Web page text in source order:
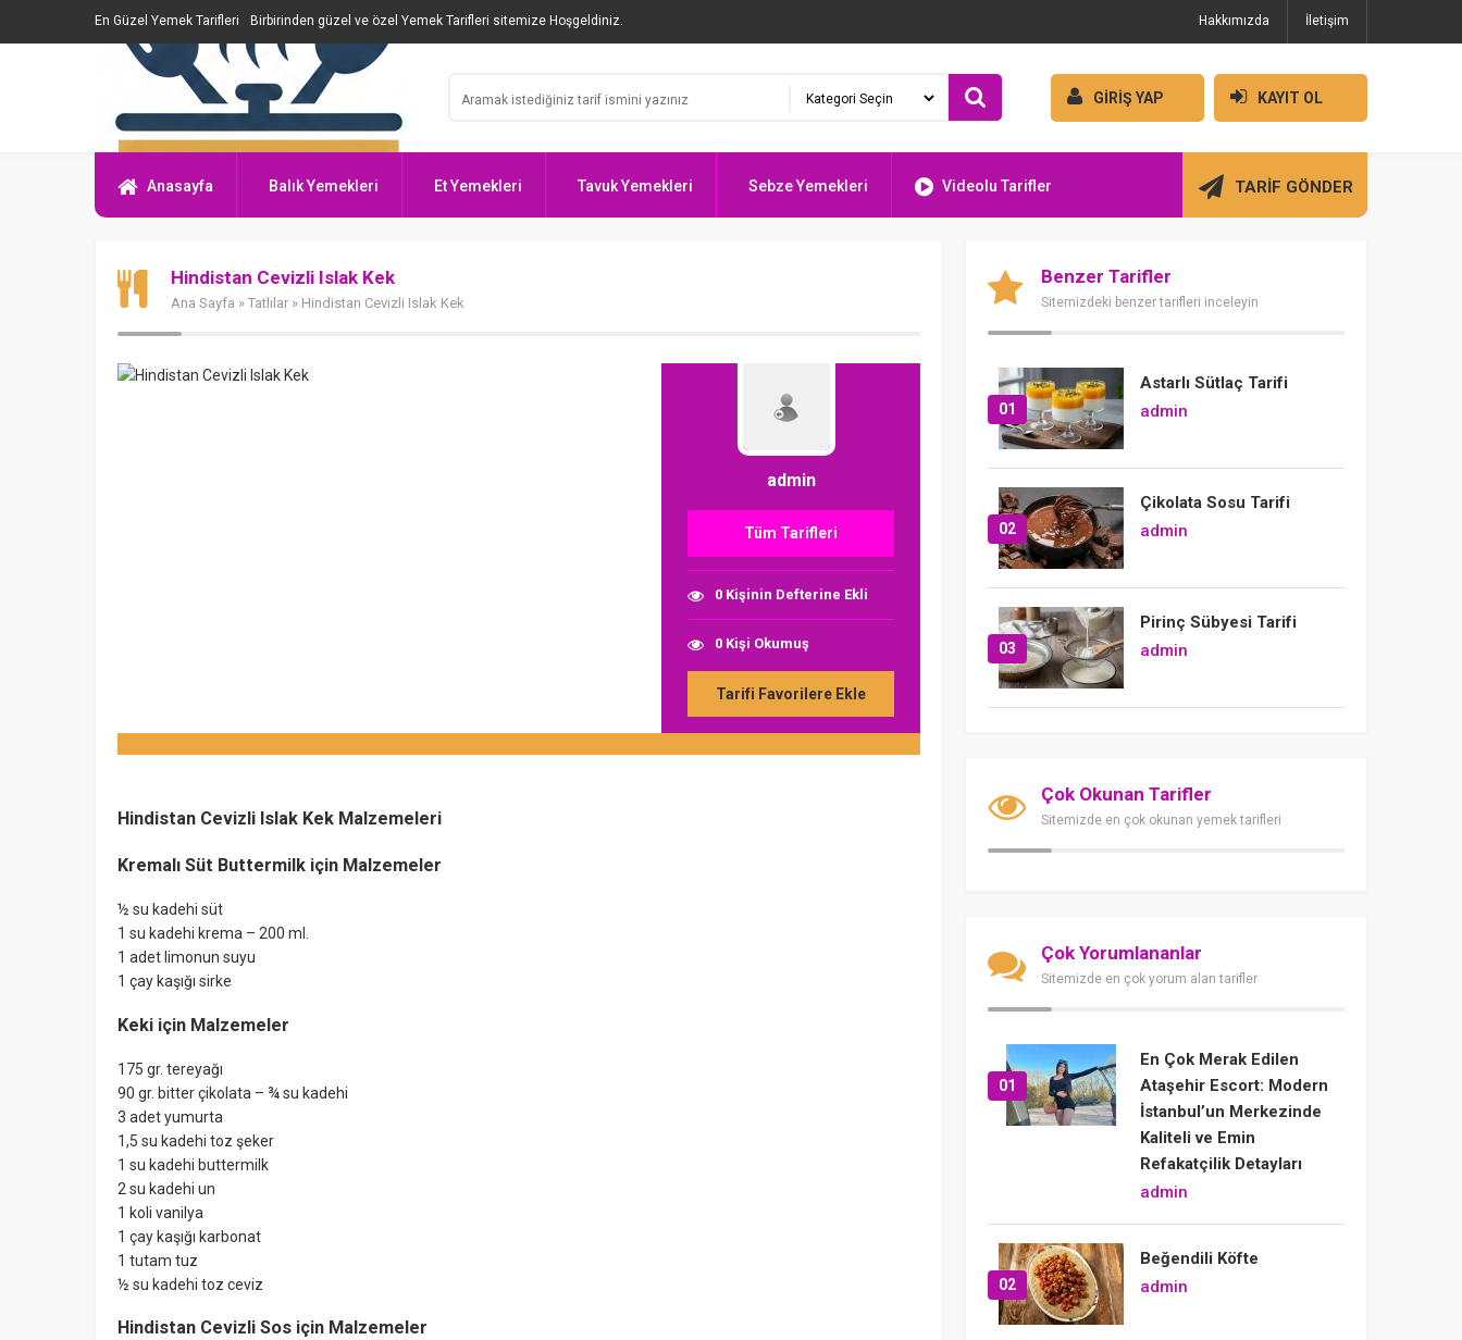
En Güzel Yemek Tarifleri Birbirinden güzel ve özel Yemek Tarifleri sitemize Hoşgeldiniz. Hakkımızda İletişim
GİRİŞ YAP KAYIT OL
Anasayfa Balık Yemekleri Et Yemekleri Tavuk Yemekleri Sebze Yemekleri Videolu Tarifler TARİF GÖNDER
Hindistan Cevizli Islak Kek
Ana Sayfa » Tatlılar » Hindistan Cevizli Islak Kek
admin
Tüm Tarifleri
0 Kişinin Defterine Ekli
0 Kişi Okumuş
Tarifi Favorilere Ekle
Hindistan Cevizli Islak Kek Malzemeleri
Kremalı Süt Buttermilk için Malzemeler
½ su kadehi süt
1 su kadehi krema – 200 ml.
1 adet limonun suyu
1 çay kaşığı sirke
Keki için Malzemeler
175 gr. tereyağı
90 gr. bitter çikolata – ¾ su kadehi
3 adet yumurta
1,5 su kadehi toz şeker
1 su kadehi buttermilk
2 su kadehi un
1 koli vanilya
1 çay kaşığı karbonat
1 tutam tuz
½ su kadehi toz ceviz
Hindistan Cevizli Sos için Malzemeler
Benzer Tarifler
Sitemizdeki benzer tarifleri inceleyin
01
Astarlı Sütlaç Tarifi
admin
02
Çikolata Sosu Tarifi
admin
03
Pirinç Sübyesi Tarifi
admin
Çok Okunan Tarifler
Sitemizde en çok okunan yemek tarifleri
Çok Yorumlananlar
Sitemizde en çok yorum alan tarifler
01
En Çok Merak Edilen
Ataşehir Escort: Modern
İstanbul’un Merkezinde
Kaliteli ve Emin
Refakatçilik Detayları
admin
02
Beğendili Köfte
admin